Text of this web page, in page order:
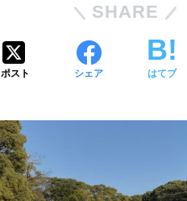
SHARE
ポスト シェア はてブ